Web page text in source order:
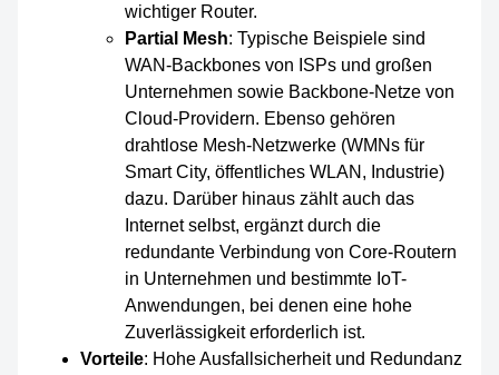
wichtiger Router.
Partial Mesh: Typische Beispiele sind
WAN-Backbones von ISPs und großen
Unternehmen sowie Backbone-Netze von
Cloud-Providern. Ebenso gehören
drahtlose Mesh-Netzwerke (WMNs für
Smart City, öffentliches WLAN, Industrie)
dazu. Darüber hinaus zählt auch das
Internet selbst, ergänzt durch die
redundante Verbindung von Core-Routern
in Unternehmen und bestimmte IoT-
Anwendungen, bei denen eine hohe
Zuverlässigkeit erforderlich ist.
Vorteile: Hohe Ausfallsicherheit und Redundanz